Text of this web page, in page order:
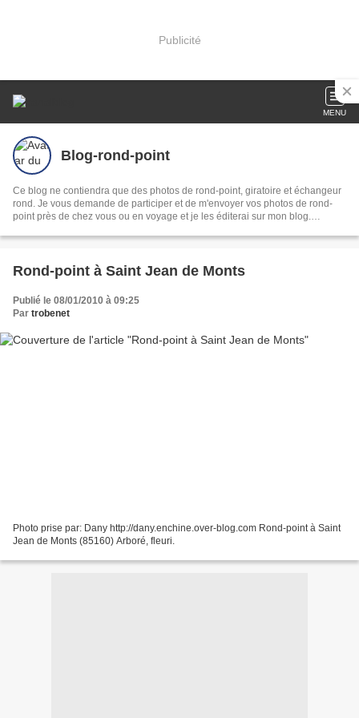
Publicité
MENU
Blog-rond-point
Ce blog ne contiendra que des photos de rond-point, giratoire et échangeur
rond. Je vous demande de participer et de m'envoyer vos photos de rond-
point près de chez vous ou en voyage et je les éditerai sur mon blog.
Rond-point à Saint Jean de Monts
Publié le 08/01/2010 à 09:25
Par trobenet
Photo prise par: Dany http://dany.enchine.over-blog.com Rond-point à Saint
Jean de Monts (85160) Arboré, fleuri.